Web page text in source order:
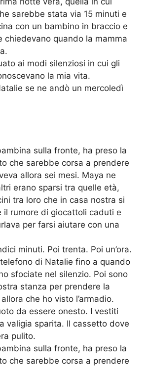
sarebbe stata via 15 minuti e
con un bambino in braccio e
chiedevano quando la mamma
ai modi silenziosi in cui gli
la mia vita.
se ne andò un mercoledì
sulla fronte, ha preso la
che sarebbe corsa a prendere
allora sei mesi. Maya ne
erano sparsi tra quelle età,
tra loro che in casa nostra si
il rumore di giocattoli caduti e
per farsi aiutare con una
minuti. Poi trenta. Poi un’ora.
di Natalie fino a quando
sfociate nel silenzio. Poi sono
stanza per prendere la
che ho visto l’armadio.
da essere onesto. I vestiti
valigia sparita. Il cassetto dove
pulito.
sulla fronte, ha preso la
che sarebbe corsa a prendere